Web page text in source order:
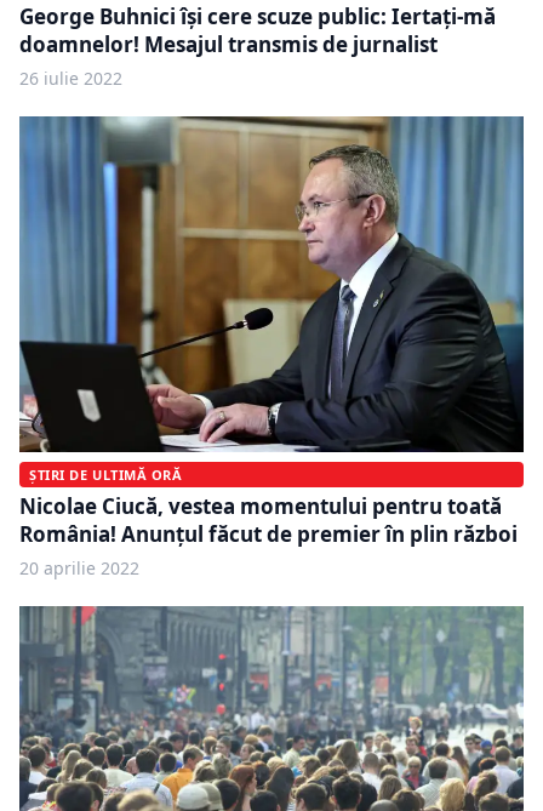
George Buhnici își cere scuze public: Iertați-mă
doamnelor! Mesajul transmis de jurnalist
26 iulie 2022
ȘTIRI DE ULTIMĂ ORĂ
Nicolae Ciucă, vestea momentului pentru toată
România! Anunțul făcut de premier în plin război
20 aprilie 2022